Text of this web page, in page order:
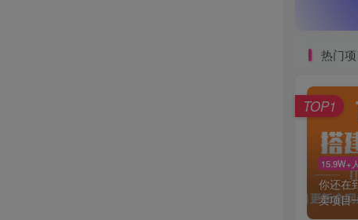
热门项
15.9W+
你还在
卖项目
TOP1